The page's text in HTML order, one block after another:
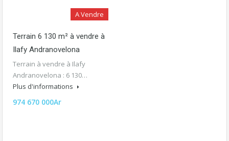
A Vendre
Terrain 6 130 m² à vendre à
Ilafy Andranovelona
Terrain à vendre à Ilafy
Andranovelona : 6 130…
Plus d'informations
974 670 000Ar